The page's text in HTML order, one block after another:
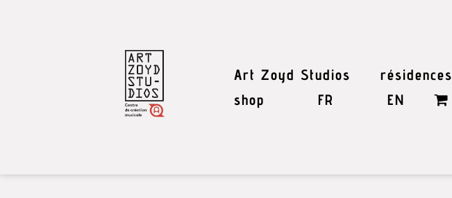
Art Zoyd Studios résidences
shop
FR EN